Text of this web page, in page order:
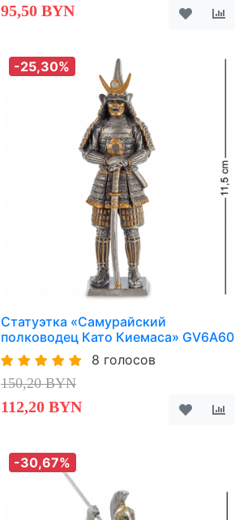
95,50 BYN
-25,30%
Статуэтка «Самурайский
полководец Като Киемаса» GV6A60
8 голосов
150,20 BYN
112,20 BYN
-30,67%